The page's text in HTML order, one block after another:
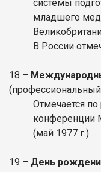
системы
младшего
В России
18 –
Отмечается
конференции
(май 1977 г.).
19 – День